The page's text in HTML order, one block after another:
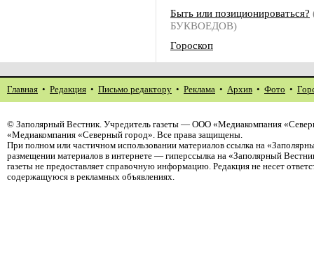
Быть или позиционироваться?
БУКВОЕДОВ)
Гороскоп
Главная • Редакция • Письмо редактору • Реклама • Архив • Фото •
© Заполярный Вестник. Учредитель газеты — ООО «Медиакомпания
«Медиакомпания «Северный город». Все права защищены.
При полном или частичном использовании материалов ссылка на
размещении материалов в интернете — гиперссылка на «Заполярный
газеты не предоставляет справочную информацию. Редакция не несет
содержащуюся в рекламных объявлениях.